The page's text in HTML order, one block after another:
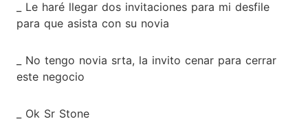
_ Le haré llegar dos invitaciones para mi desfile
para que asista con su novia
_ No tengo novia srta, la invito cenar para cerrar
este negocio
_ Ok Sr Stone